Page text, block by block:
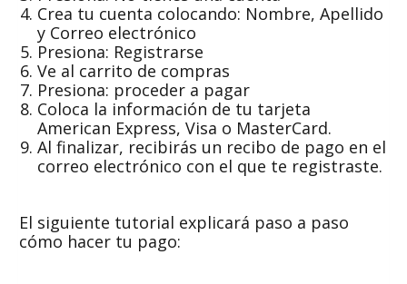
Crea tu cuenta colocando: Nombre, Apellido
y Correo electrónico
Presiona: Registrarse
Ve al carrito de compras
Presiona: proceder a pagar
Coloca la información de tu tarjeta
American Express, Visa o MasterCard.
Al finalizar, recibirás un recibo de pago en el
correo electrónico con el que te registraste.
El siguiente tutorial explicará paso a paso
cómo hacer tu pago: